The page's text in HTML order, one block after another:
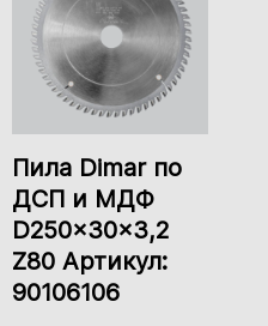
Пила Dimar по
ДСП и МДФ
D250x30x3,2
Z80 Артикул:
90106106